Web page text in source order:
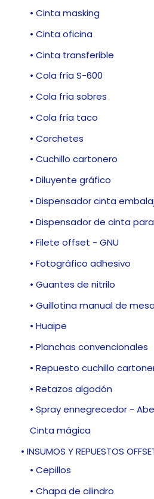
• Cinta masking
• Cinta oficina
• Cinta transferible
• Cola fría S-600
• Cola fría sobres
• Cola fría taco
• Corchetes
• Cuchillo cartonero
• Diluyente gráfico
• Dispensador cinta
• Dispensador de cinta
• Filete offset - GNU
• Fotográfico adhesivo
• Guantes de nitrilo
• Guillotina manual de mesa
• Huaipe
• Planchas convencionales
• Repuesto cuchillo
• Retazos algodón
• Spray ennegrecedor -
Cinta mágica
• INSUMOS Y REPUESTOS
• Cepillos
• Chapa de cilindro